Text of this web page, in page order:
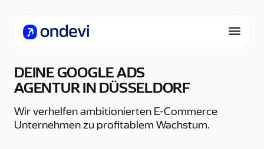
DEINE GOOGLE ADS
AGENTUR IN DÜSSELDORF
Wir verhelfen ambitionierten E-Commerce
Unternehmen zu profitablem Wachstum.